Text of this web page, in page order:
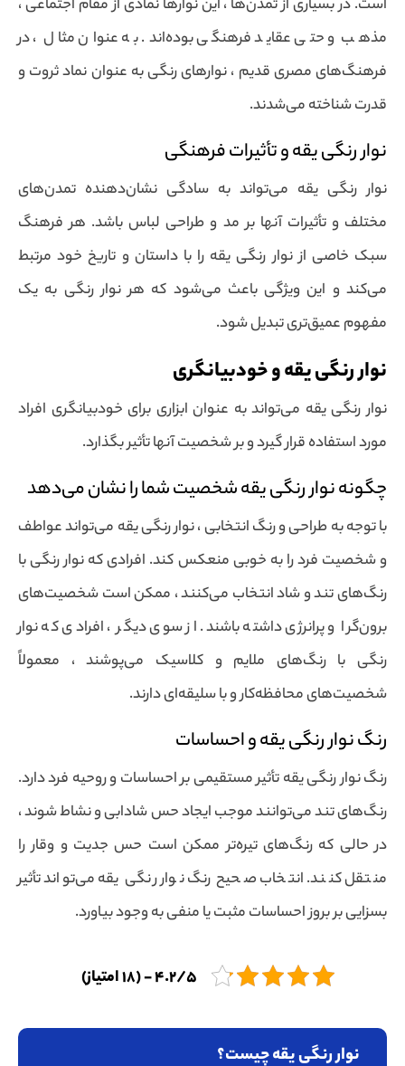
است. در بسیاری از تمدن‌ها ، این نوارها نمادی از مقام اجتماعی ،
مذهب و حتی عقاید فرهنگی بوده‌اند. به عنوان مثال ، در
فرهنگ‌های مصری قدیم ، نوارهای رنگی به عنوان نماد ثروت و
قدرت شناخته می‌شدند.
نوار رنگی یقه و تأثیرات فرهنگی
نوار رنگی یقه می‌تواند به سادگی نشان‌دهنده تمدن‌های
مختلف و تأثیرات آنها بر مد و طراحی لباس باشد. هر فرهنگ
سبک خاصی از نوار رنگی یقه را با داستان و تاریخ خود مرتبط
می‌کند و این ویژگی باعث می‌شود که هر نوار رنگی به یک
مفهوم عمیق‌تری تبدیل شود.
نوار رنگی یقه و خودبیانگری
نوار رنگی یقه می‌تواند به عنوان ابزاری برای خودبیانگری افراد
مورد استفاده قرار گیرد و بر شخصیت آنها تأثیر بگذارد.
چگونه نوار رنگی یقه شخصیت شما را نشان می‌دهد
با توجه به طراحی و رنگ انتخابی ، نوار رنگی یقه می‌تواند عواطف
و شخصیت فرد را به خوبی منعکس کند. افرادی که نوار رنگی با
رنگ‌های تند و شاد انتخاب می‌کنند ، ممکن است شخصیت‌های
برون‌گرا و پرانرژی داشته باشند. از سوی دیگر ، افرادی که نوار
رنگی با رنگ‌های ملایم و کلاسیک می‌پوشند ، معمولاً
شخصیت‌های محافظه‌کار و با سلیقه‌ای دارند.
رنگ نوار رنگی یقه و احساسات
رنگ نوار رنگی یقه تأثیر مستقیمی بر احساسات و روحیه فرد دارد.
رنگ‌های تند می‌توانند موجب ایجاد حس شادابی و نشاط شوند ،
در حالی که رنگ‌های تیره‌تر ممکن است حس جدیت و وقار را
منتقل کنند. انتخاب صحیح رنگ نوار رنگی یقه می‌تواند تأثیر
بسزایی بر بروز احساسات مثبت یا منفی به وجود بیاورد.
4.2/5 - (18 امتیاز)
نوار رنگی یقه چیست؟